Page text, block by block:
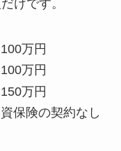
けです。
万円
万円
万円
保険の契約なし